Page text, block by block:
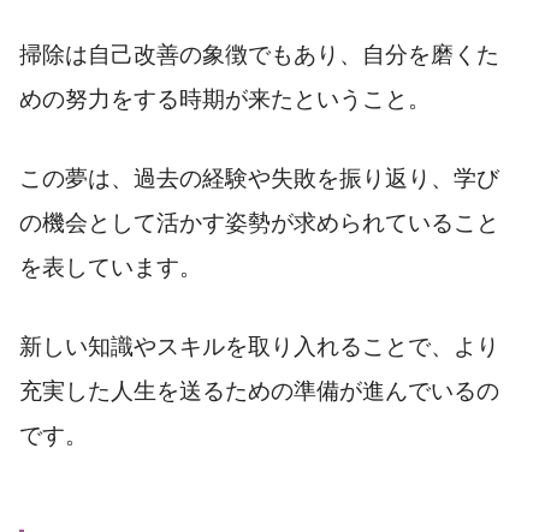
掃除は自己改善の象徴でもあり、自分を磨くた
めの努力をする時期が来たということ。
この夢は、過去の経験や失敗を振り返り、学び
の機会として活かす姿勢が求められていること
を表しています。
新しい知識やスキルを取り入れることで、より
充実した人生を送るための準備が進んでいるの
です。